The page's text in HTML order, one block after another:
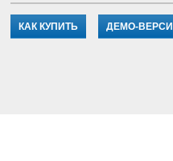
КАК КУПИТЬ ДЕМО-